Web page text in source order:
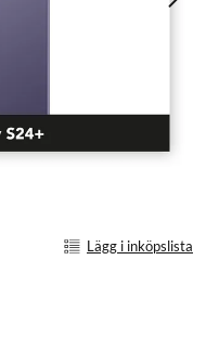
Lägg i inköpslista